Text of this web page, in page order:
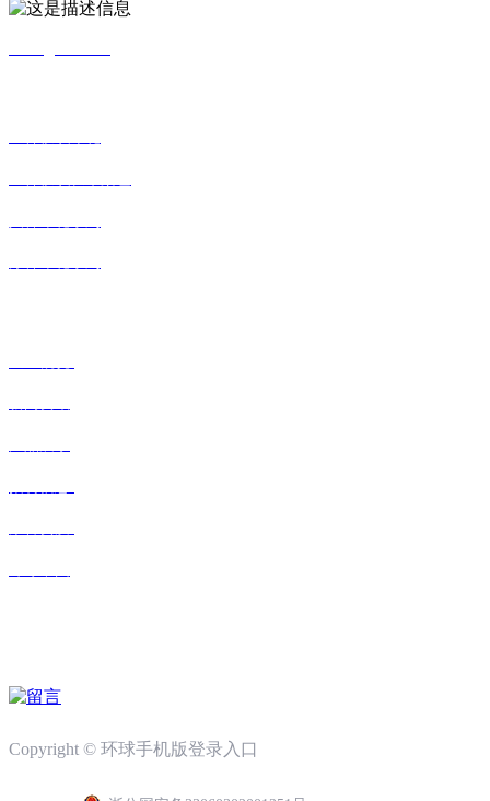
Copyright © 环球手机版登录入口